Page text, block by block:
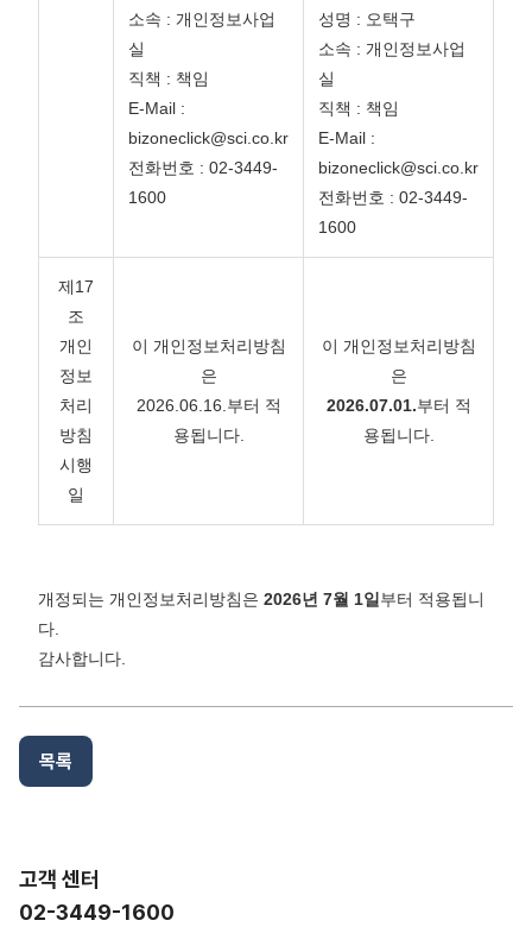
소속 : 개인정보사업
실
직책 : 책임
E-Mail :
bizoneclick@sci.co.kr
전화번호 : 02-3449-
1600
성명 : 오택구
소속 : 개인정보사업
실
직책 : 책임
E-Mail :
bizoneclick@sci.co.kr
전화번호 : 02-3449-
1600
제17
조
개인
정보
처리
방침
시행
일
이 개인정보처리방침
은
2026.06.16.부터 적
용됩니다.
이 개인정보처리방침
은
2026.07.01.부터 적
용됩니다.
개정되는 개인정보처리방침은 2026년 7월 1일 부터 적용됩니
다.
감사합니다.
목록
고객 센터
02-3449-1600